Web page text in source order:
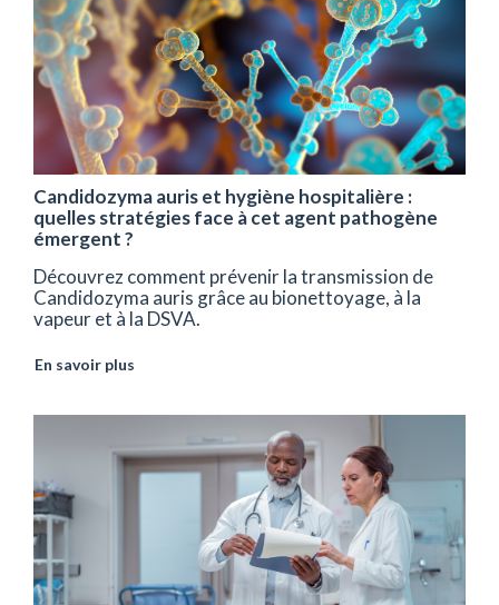
Candidozyma auris et hygiène hospitalière :
quelles stratégies face à cet agent pathogène
émergent ?
Découvrez comment prévenir la transmission de
Candidozyma auris grâce au bionettoyage, à la
vapeur et à la DSVA.
En savoir plus